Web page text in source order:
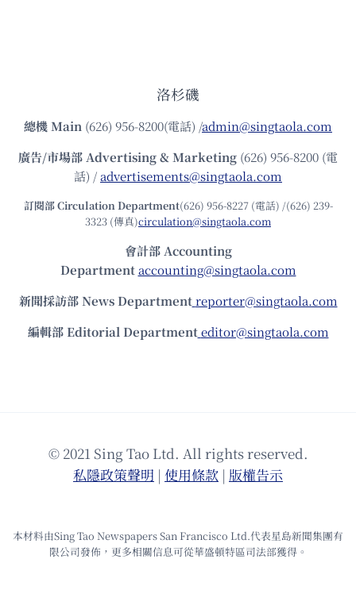
洛杉磯
總機Main (626) 956-8200(電話) /admin@singtaola.com
廣告/市場部Advertising & Marketing (626) 956-8200 (電
話) /advertisements@singtaola.com
訂閱部 Circulation Department(626) 956-8227 (電話) /(626) 239-
3323 (傳真)circulation@singtaola.com
會計部 Accounting
Department accounting@singtaola.com
新聞採訪部 News Department reporter@singtaola.com
編輯部 Editorial Department editor@singtaola.com
© 2021 Sing Tao Ltd. All rights reserved.
私隱政策聲明 | 使⽤條款 | 版權告⽰
本材料由Sing Tao Newspapers San Francisco Ltd.代表星島新聞集團有
限公司發佈，更多相關信息可從華盛頓特區司法部獲得。